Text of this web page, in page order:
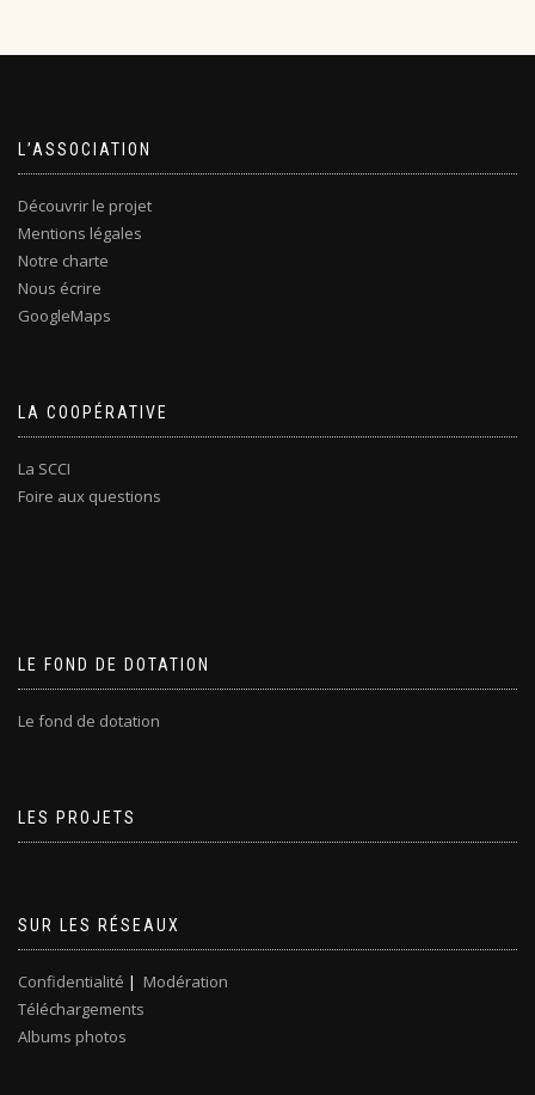
L’ASSOCIATION
Découvrir le projet
Mentions légales
Notre charte
Nous écrire
GoogleMaps
LA COOPÉRATIVE
La SCCI
Foire aux questions
LE FOND DE DOTATION
Le fond de dotation
LES PROJETS
SUR LES RÉSEAUX
Confidentialité | Modération
Téléchargements
Albums photos